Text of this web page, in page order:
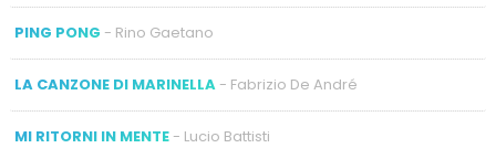
PING PONG - Rino Gaetano
LA CANZONE DI MARINELLA- Fabrizio De André
MI RITORNI IN MENTE- Lucio Battisti